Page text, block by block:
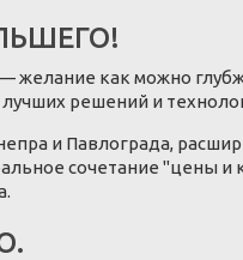
желание как можно
решений и
и Павлограда,
сочетание "цены